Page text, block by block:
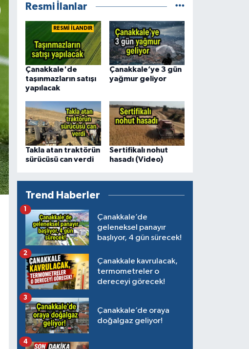
Resmi İlanlar
RESMİ İLANDIR
Çanakkale'de
taşınmazların satışı
yapılacak
Çanakkale’ye 3 gün
yağmur geliyor
Takla atan traktörün
sürücüsü can verdi
Sertifikalı nohut
hasadı (Video)
Trend Haberler
Çanakkale’de
geleneksel panayır
başlıyor, 4 gün sürecek!
1
Çanakkale kavrulacak,
termometreler o
dereceyi görecek!
2
Çanakkale’de oraya
doğalgaz geliyor!
3
4